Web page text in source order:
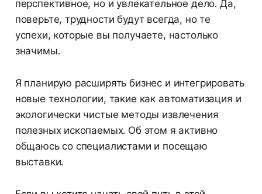
перспективное, но и увлекательное дело. Да,
поверьте, трудности будут всегда, но те
успехи, которые вы получаете, настолько
значимы.
Я планирую расширять бизнес и интегрировать
новые технологии, такие как автоматизация и
экологически чистые методы извлечения
полезных ископаемых. Об этом я активно
общаюсь со специалистами и посещаю
выставки.